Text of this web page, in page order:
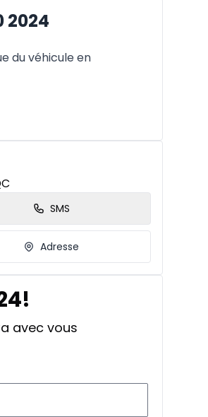
2024
du véhicule en
SMS
Adresse
avec vous